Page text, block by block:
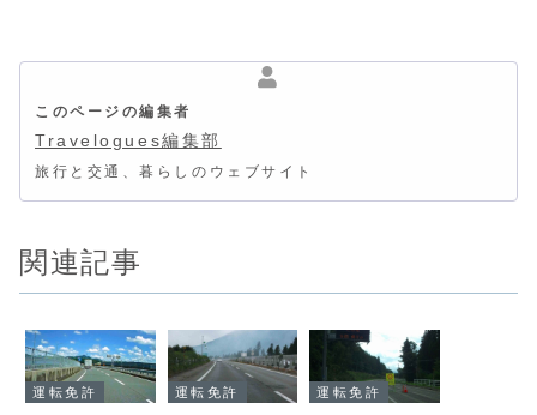
このページの編集者
Travelogues編集部
旅行と交通、暮らしのウェブサイト
関連記事
運転免許 運転免許 運転免許